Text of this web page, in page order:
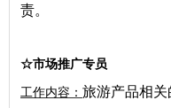
责。
☆市场推广专员
工作内容： 旅游产品相